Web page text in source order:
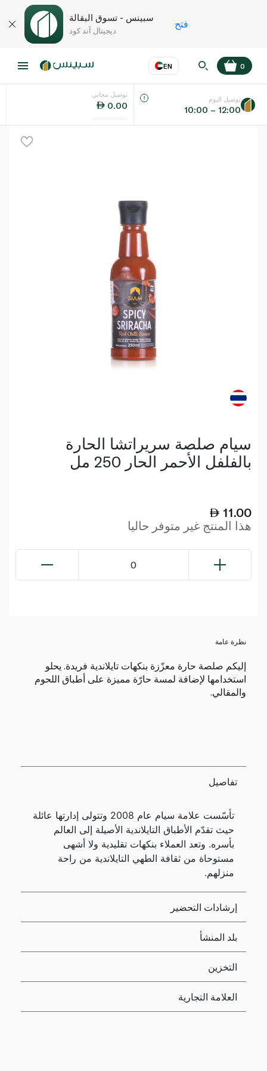
سبينس - تسوق البقالة
ديجيتال آند كود
فتح
EN
اللغة عر
0
توصيل مجاني
0.00
توصيل اليوم
10:00 – 12:00
سيام صلصة سريراتشا الحارة
بالفلفل الأحمر الحار 250 مل
11.00
هذا المنتج غير متوفر حاليا
0
نظرة عامة
إليكم صلصة حارة معزّزة بنكهات تايلاندية فريدة. يحلو
استخدامها لإضافة لمسة حارّة مميزة على أطباق اللحوم
والمقالي.
تفاصيل
تأسّست علامة سيام عام 2008 وتتولى إدارتها عائلة
حيث تقدّم الأطباق التايلاندية الأصيلة إلى العالم
بأسره. وتعد العملاء بنكهات تقليدية ولا أشهى
مستوحاة من ثقافة الطهي التايلاندية من راحة
منزلهم.
إرشادات التحضير
بلد المنشأ
التخزين
العلامة التجارية